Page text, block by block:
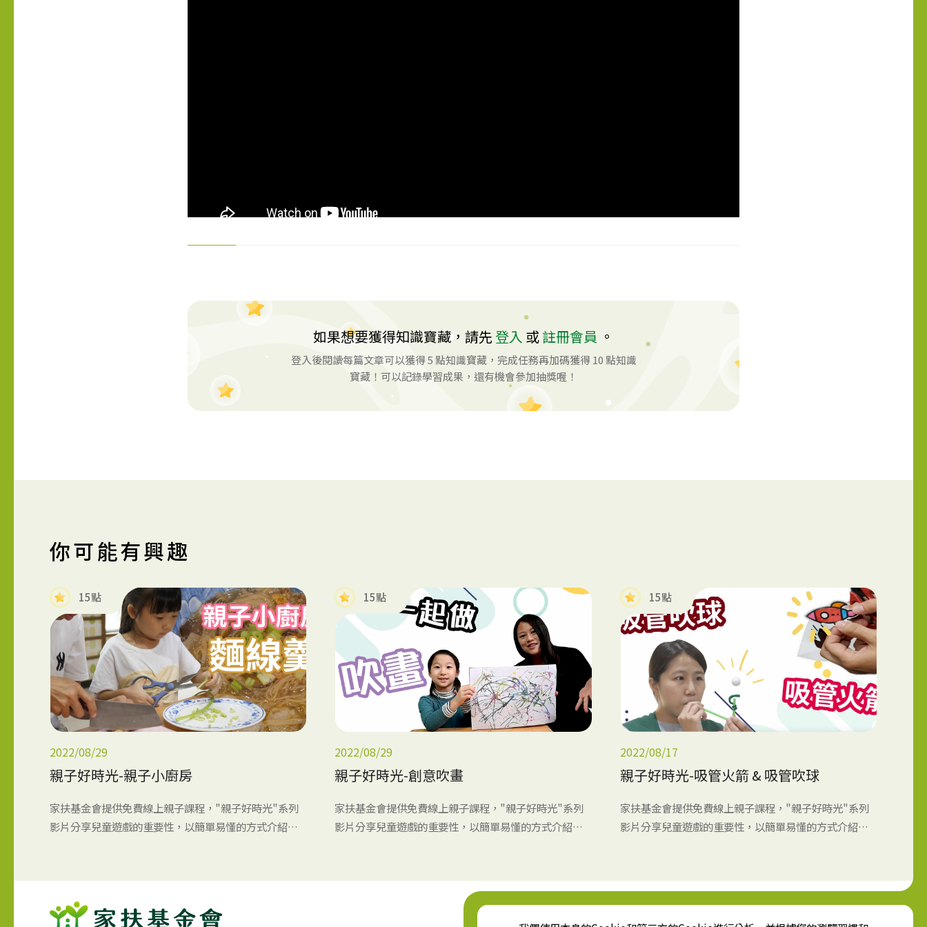
如果想要獲得知識寶藏，請先 登入 或註冊會員 。
登入後閱讀每篇文章可以獲得 5 點知識寶藏，完成任務再加碼獲得 10 點知識
寶藏！可以記錄學習成果，還有機會參加抽獎喔！
你可能有興趣
15點
2022/08/29
親子好時光-親子小廚房
家扶基金會提供免費線上親子課程，"親子好時光"系列
影片分享兒童遊戲的重要性，以簡單易懂的方式介紹多
15點
2022/08/29
親子好時光-創意吹畫
家扶基金會提供免費線上親子課程，"親子好時光"系列
影片分享兒童遊戲的重要性，以簡單易懂的方式介紹多
15點
2022/08/17
親子好時光-吸管火箭 & 吸管吹球
家扶基金會提供免費線上親子課程，"親子好時光"系列
影片分享兒童遊戲的重要性，以簡單易懂的方式介紹多